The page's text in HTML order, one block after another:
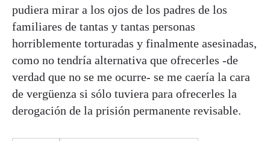
pudiera mirar a los ojos de los padres de los
familiares de tantas y tantas personas
horriblemente torturadas y finalmente asesinadas,
como no tendría alternativa que ofrecerles -de
verdad que no se me ocurre- se me caería la cara
de vergüenza si sólo tuviera para ofrecerles la
derogación de la prisión permanente revisable.